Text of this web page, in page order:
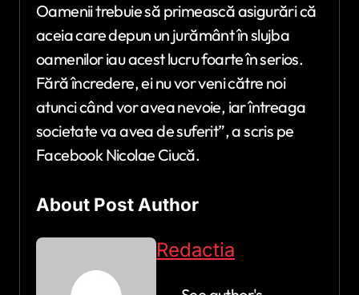
Oamenii trebuie să primească asigurări că
aceia care depun un jurământ în slujba
oamenilor iau acest lucru foarte în serios.
Fără încredere, ei nu vor veni către noi
atunci când vor avea nevoie, iar întreaga
societate va avea de suferit”, a scris pe
Facebook Nicolae Ciucă.
About Post Author
Redactia